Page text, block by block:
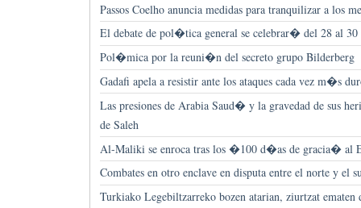
Passos Coelho anuncia medidas para tranquilizar a los
El debate de pol�tica general se celebrar� del 28 al 30
Pol�mica por la reuni�n del secreto grupo Bilderberg
Gadafi apela a resistir ante los ataques cada vez m�s
Las presiones de Arabia Saud� y la gravedad de sus
de Saleh
Al-Maliki se enroca tras los �100 d�as de gracia� al
Combates en otro enclave en disputa entre el norte y el
Turkiako Legebiltzarreko bozen atarian, ziurtzat ematen